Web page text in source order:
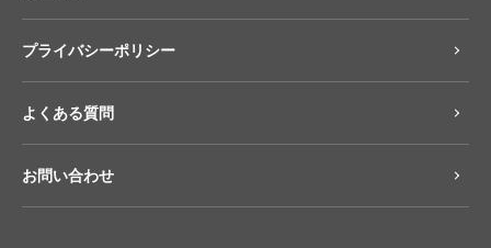
プライバシーポリシー
よくある質問
お問い合わせ